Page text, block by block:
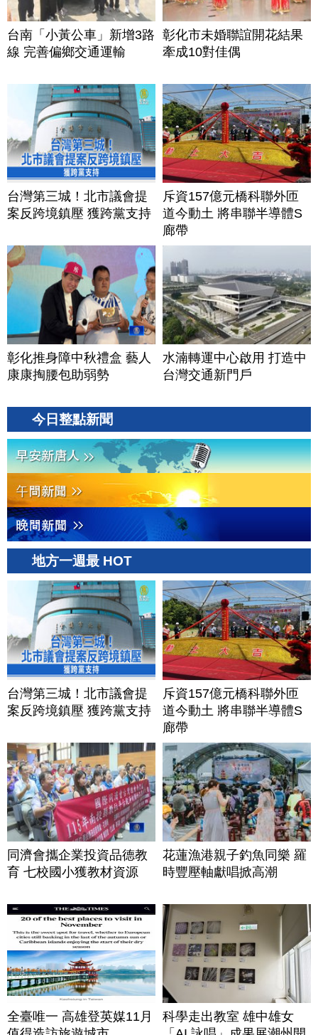
台南「小黃公車」新增3路
線 完善偏鄉交通運輸
彰化市未婚聯誼開花結果
牽成10對佳偶
台灣第三城！北市議會提
案反跨境鎮壓 獲跨黨支持
斥資157億元橋科聯外匝
道今動土 將串聯半導體S
廊帶
彰化推身障中秋禮盒 藝人
康康掏腰包助弱勢
水湳轉運中心啟用 打造中
台灣交通新門戶
今日整點新聞
地方一週最 HOT
台灣第三城！北市議會提
案反跨境鎮壓 獲跨黨支持
斥資157億元橋科聯外匝
道今動土 將串聯半導體S
廊帶
同濟會攜企業投資品德教
育 七校國小獲教材資源
花蓮漁港親子釣魚同樂 羅
時豐壓軸獻唱掀高潮
全臺唯一 高雄登英媒11月
科學走出教室 雄中雄女